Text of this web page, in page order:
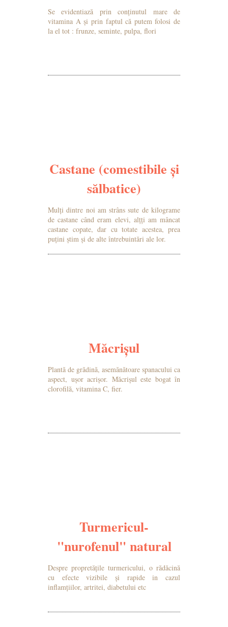
Se evidentiază prin conținutul mare de
vitamina A și prin faptul că putem folosi de
la el tot : frunze, seminte, pulpa, flori
Castane (comestibile și
sălbatice)
Mulți dintre noi am strâns sute de kilograme
de castane când eram elevi, alțți am mâncat
castane copate, dar cu totate acestea, prea
puțini știm și de alte întrebuintări ale lor.
Măcrișul
Plantă de grădină, asemănătoare spanacului ca
aspect, ușor acrișor. Măcrișul este bogat în
clorofilă, vitamina C, fier.
Turmericul-
"nurofenul" natural
Despre propretățile turmericului, o rădăcină
cu efecte vizibile și rapide in cazul
inflamțiilor, artritei, diabetului etc